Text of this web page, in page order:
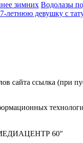
зимних Водолазы
девушку с
сайта ссылка (при
"МЕДИАЦЕНТР 60"